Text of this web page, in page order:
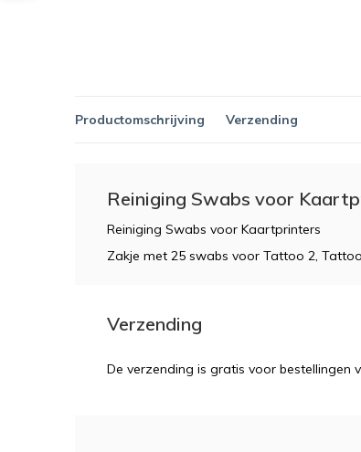
Productomschrijving Verzending
Reiniging Swabs voor
Reiniging Swabs voor Kaartprinters
Zakje met 25 swabs voor Tattoo 2,
Verzending
De verzending is gratis voor bestellingen